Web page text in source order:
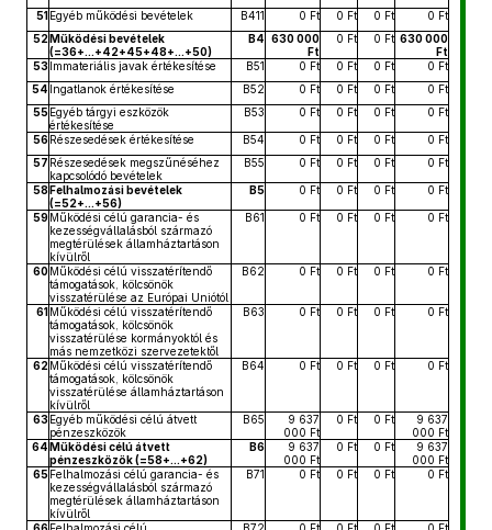
51Egyéb működési bevételek B411 0 Ft 0 Ft 0 Ft
0 Ft
52Működési bevételek
(=36+...+42+45+48+...+50)
B4 630 000
Ft
0 Ft 0 Ft 630 000
Ft
53Immateriális javak értékesítése B51 0 Ft 0 Ft 0 Ft
0 Ft
54 Ingatlanok értékesítése B52 0 Ft 0 Ft 0 Ft
0 Ft
55Egyéb tárgyi eszközök
értékesítése
B53 0 Ft 0 Ft 0 Ft 0 Ft
56Részesedések értékesítése B54 0 Ft 0 Ft 0 Ft
0 Ft
57 Részesedések megszűnéséhez
kapcsolódó bevételek
B55 0 Ft 0 Ft 0 Ft 0 Ft
58Felhalmozási bevételek
(=52+...+56)
B5 0 Ft 0 Ft 0 Ft 0 Ft
59Működési célú garancia- és
kezességvállalásból származó
megtérülések államháztartáson
kívülről
B61 0 Ft 0 Ft 0 Ft 0 Ft
60 Működési célú visszatérítendő
támogatások, kölcsönök
visszatérülése az Európai Uniótól
B62 0 Ft 0 Ft 0 Ft 0 Ft
61Működési célú visszatérítendő
támogatások, kölcsönök
visszatérülése kormányoktól és
más nemzetközi szervezetektől
B63 0 Ft 0 Ft 0 Ft 0 Ft
62Működési célú visszatérítendő
támogatások, kölcsönök
visszatérülése államháztartáson
kívülről
B64 0 Ft 0 Ft 0 Ft 0 Ft
63Egyéb működési célú átvett
pénzeszközök
B65
9 637
000 Ft
0 Ft 0 Ft
9 637
000 Ft
64Működési célú átvett
pénzeszközök (=58+...+62)
B6
9 637
000 Ft
0 Ft 0 Ft
9 637
000 Ft
65Felhalmozási célú garancia- és
kezességvállalásból származó
megtérülések államháztartáson
kívülről
B71 0 Ft 0 Ft 0 Ft 0 Ft